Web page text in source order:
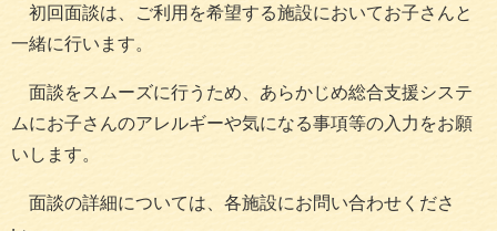
初回面談は、ご利用を希望する施設においてお子さんと
一緒に行います。
面談をスムーズに行うため、あらかじめ総合支援システ
ムにお子さんのアレルギーや気になる事項等の入力をお願
いします。
面談の詳細については、各施設にお問い合わせくださ